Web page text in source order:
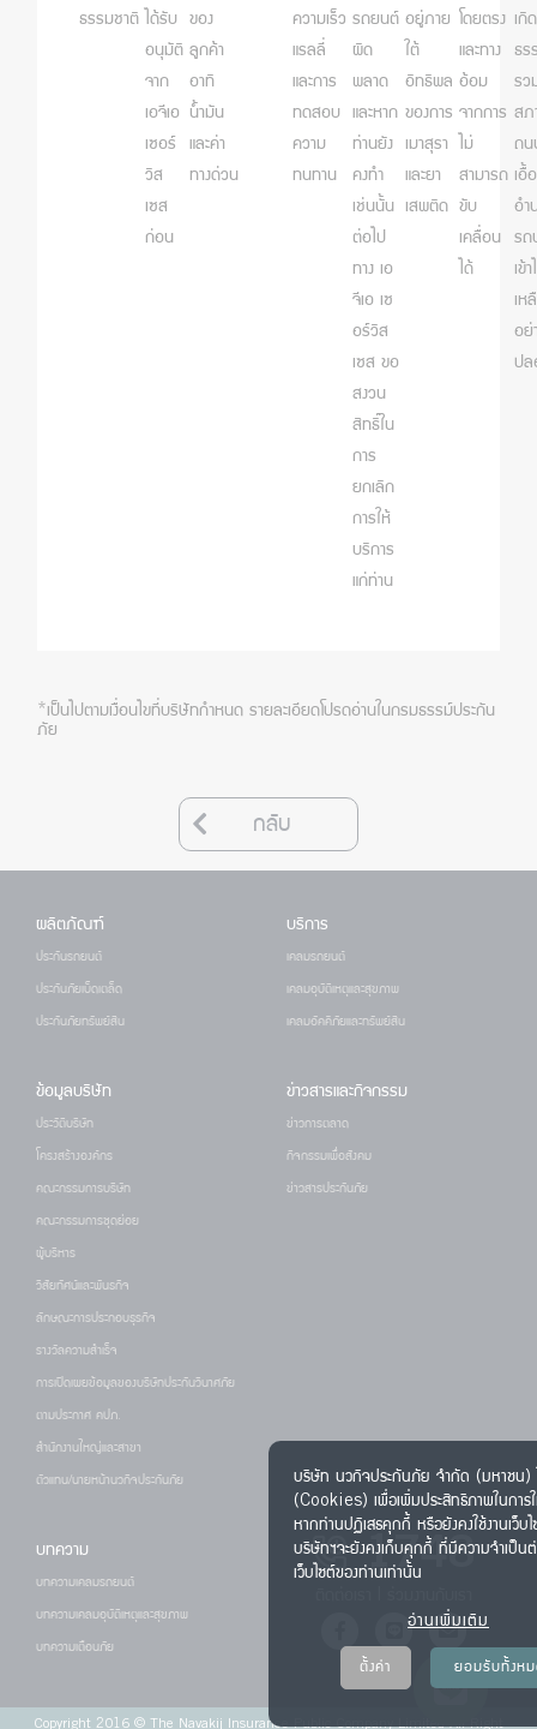
ธรรมชาติ ได้รับ
อนุมัติ
จาก
เอจีเอ
เซอร์
วิส
เซส
ก่อน
ของ
ลูกค้า
อาทิ
น้ำมัน
และค่า
ทางด่วน
ความเร็ว
แรลลี่
และการ
ทดสอบ
ความ
ทนทาน
รถยนต์
ผิด
พลาด
และหาก
ท่านยัง
คงทำ
เช่นนั้น
ต่อไป
ทาง เอ
จีเอ เซ
อร์วิส
เซส ขอ
สงวน
สิทธิ์ใน
การ
ยกเลิก
การให้
บริการ
แก่ท่าน
อยู่ภาย
ใต้
อิทธิพล
ของการ
เมาสุรา
และยา
เสพติด
โดยตรง
และทาง
อ้อม
จากการ
ไม่
สามารถ
ขับ
เคลื่อน
ได้
เกิ
ธร
รว
สภ
ถน
เอื้อ
อำ
รถ
เข้
เห
อย่
ป
*เป็นไปตามเงื่อนไขที่บริษัทกำหนด รายละเอียดโปรดอ่านในกรมธรรม์ประกัน
ภัย
กลับ
ผลิตภัณฑ์
ประกันรถยนต์
ประกันภัยเบ็ดเตล็ด
ประกันภัยทรัพย์สิน
บริการ
เคลมรถยนต์
เคลมอุบัติเหตุและสุขภาพ
เคลมอัคคีภัยและทรัพย์สิน
ข้อมูลบริษัท
ประวัติบริษัท
โครงสร้างองค์กร
คณะกรรมการบริษัท
คณะกรรมการชุดย่อย
ผู้บริหาร
วิสัยทัศน์และพันธกิจ
ลักษณะการประกอบธุรกิจ
รางวัลความสำเร็จ
การเปิดเผยข้อมูลของบริษัทประกันวินาศภัย
ตามประกาศ คปภ.
สำนักงานใหญ่และสาขา
ตัวแทน/นายหน้านวกิจประกันภัย
ข่าวสารและกิจกรรม
ข่าวการตลาด
กิจกรรมเพื่อสังคม
ข่าวสารประกันภัย
บทความ
บทความเคลมรถยนต์
บทความเคลมอุบัติเหตุและสุขภาพ
บทความเตือนภัย
1748
Copyright 2016 © The Navakij Insurance Public Company Limited All Right
บริษัท นวกิจประกันภัย จำกัด (มหาชน)
(Cookies) เพื่อเพิ่มประสิทธิภาพในการ
หากท่านปฏิเสธคุกกี้ หรือยังคงใช้งานเว็บ
บริษัทฯจะยังคงเก็บคุกกี้ ที่มีความจำเป็นต่
เว็บไซต์ของท่านเท่านั้น
อ่านเพิ่มเติม
ตั้งค่า ยอมรับทั้งห